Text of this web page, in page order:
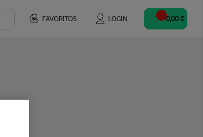
FAVORITOS LOGIN 0,00 €